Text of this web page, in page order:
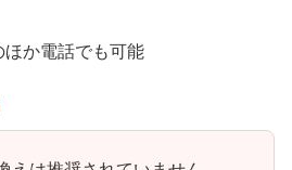
ほか電話でも可能